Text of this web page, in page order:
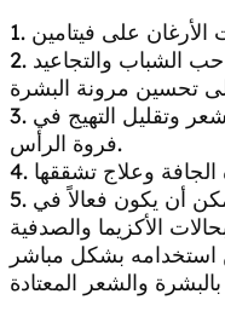
2. علاج حب الشباب والتجاعيد: يُعتقد أن زيت الأرغان يمكن أن يساعد في تقليل ظهور حب الشباب والتجاعيد
3. تقوية الشعر: يستخدم زيت الأرغان لتقوية الشعر وتغذيته ويعتبر مفيداً للحد من تقصف الشعر وتقليل التهيج في
فروة الرأس.
5. المساعدة في علاج حالات الأكزيما والصدفية: هناك تقارير تشير إلى أن زيت الأرغان يمكن أن يكون فعالاً في
استخدامه بشكل مباشر